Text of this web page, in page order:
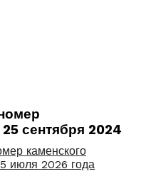
каменского
июля 2026 года
сентября 2024